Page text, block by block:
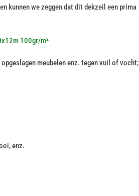
kunnen we zeggen dat dit dekzeil een prima
100gr/m²
meubelen enz. tegen vuil of vocht;
enz.